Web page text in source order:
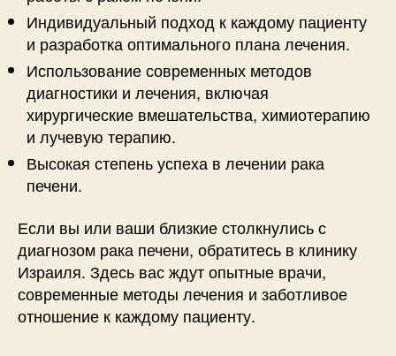
Индивидуальный подход к каждому пациенту
и разработка оптимального плана лечения.
Использование современных методов
диагностики и лечения, включая
хирургические вмешательства, химиотерапию
и лучевую терапию.
Высокая степень успеха в лечении рака
печени.
Если вы или ваши близкие столкнулись с
диагнозом рака печени, обратитесь в клинику
Израиля. Здесь вас ждут опытные врачи,
современные методы лечения и заботливое
отношение к каждому пациенту.